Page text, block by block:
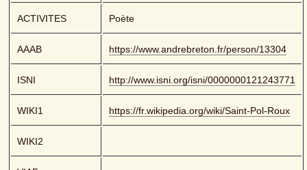
ACTIVITES Poète
AAAB https://www.andrebreton.fr/person/13304
ISNI http://www.isni.org/isni/0000000121243771
WIKI1 https://fr.wikipedia.org/wiki/Saint-Pol-Roux
WIKI2